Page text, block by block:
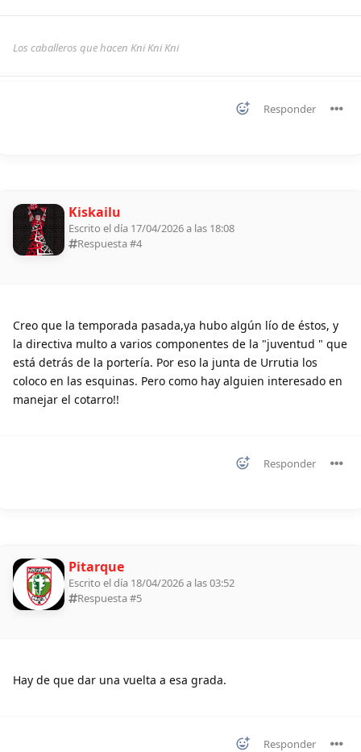
Los caballeros que hacen Kni Kni Kni
Responder
Kiskailu
Escrito el día 17/04/2026 a las 18:08
Respuesta #4
Creo que la temporada pasada,ya hubo algún lío de éstos, y
la directiva multo a varios componentes de la "juventud " que
está detrás de la portería. Por eso la junta de Urrutia los
coloco en las esquinas. Pero como hay alguien interesado en
manejar el cotarro!!
Responder
Pitarque
Escrito el día 18/04/2026 a las 03:52
Respuesta #5
Hay de que dar una vuelta a esa grada.
Responder